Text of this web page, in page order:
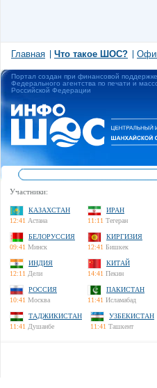
Главная Что такое ШОС?
Портал создан при финансовой поддержке
Федерального агентства по печати и
Российской Федерации
Участники:
КАЗАХСТАН
12:41 Астана
ИРАН
11:11 Тегеран
БЕЛОРУССИЯ
09:41 Минск
КИРГИЗИЯ
12:41 Бишкек
ИНДИЯ
12:11 Дели
КИТАЙ
14:41 Пекин
РОССИЯ
10:41 Москва
ПАКИСТАН
11:41 Исламабад
ТАДЖИКИСТАН
11:41 Душанбе
УЗБЕКИСТАН
11:41 Ташкент